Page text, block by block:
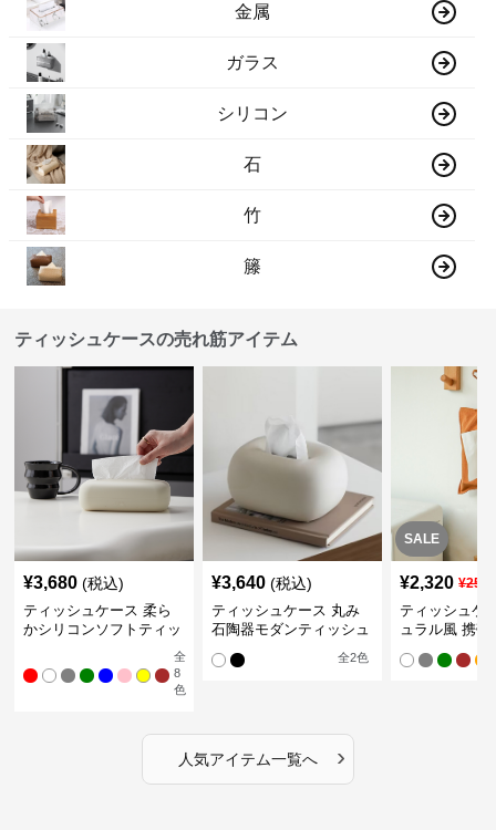
金属
ガラス
シリコン
石
竹
籐
ティッシュケースの売れ筋アイテム
¥3,680 (税込)
ティッシュケース 柔ら
かシリコンソフトティッ
全
8
色
¥3,640 (税込)
ティッシュケース 丸み
石陶器モダンティッシュ
全2色
SALE
¥2,320 ¥
ティッシュケ
ュラル風 携帯
人気アイテム一覧へ ›